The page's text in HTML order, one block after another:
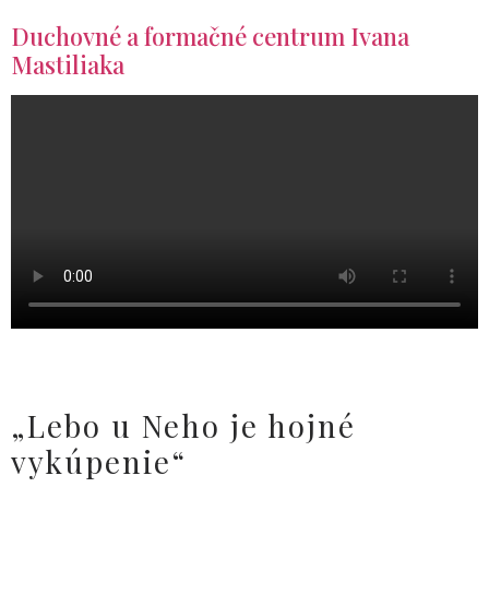
Duchovné a formačné centrum Ivana
Mastiliaka
„Lebo u Neho je hojné
vykúpenie“